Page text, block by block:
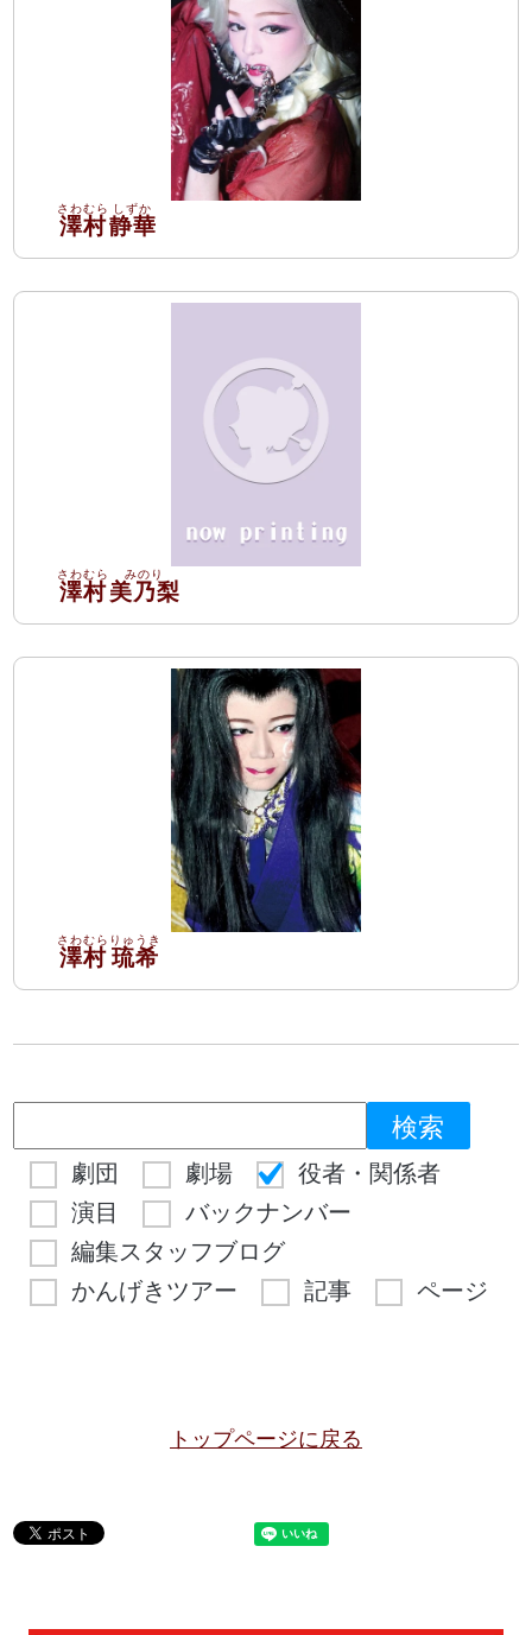
澤村静華
澤村美乃梨
澤村琉希
劇団 劇場
役者・関係者
演目
バックナンバー
編集スタッフブログ
かんげきツアー
記事 ページ
トップページに戻る